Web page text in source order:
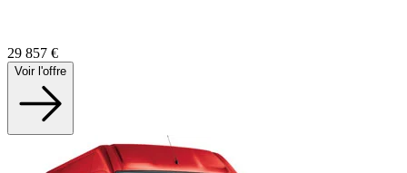
29 857 €
Voir l'offre